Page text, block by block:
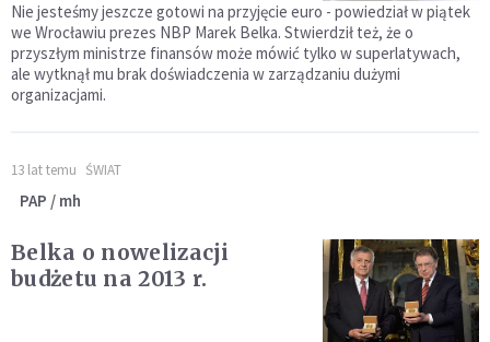
Nie jesteśmy jeszcze gotowi na przyjęcie euro - powiedział w piątek
we Wrocławiu prezes NBP Marek Belka. Stwierdził też, że o
przyszłym ministrze finansów może mówić tylko w superlatywach,
ale wytknął mu brak doświadczenia w zarządzaniu dużymi
organizacjami.
13 lat temu ŚWIAT
PAP / mh
Belka o nowelizacji
budżetu na 2013 r.